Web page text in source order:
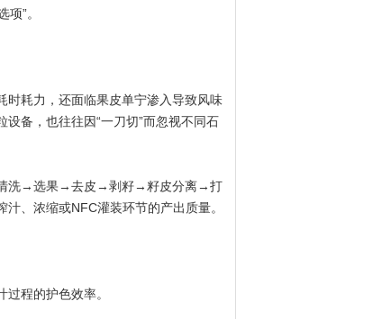
”。
耗力，还面临果皮单宁渗入导致风味
备，也往往因“一刀切”而忽视不同石
洗→选果→去皮→剥籽→籽皮分离→打
、浓缩或NFC灌装环节的产出质量。
程的护色效率。